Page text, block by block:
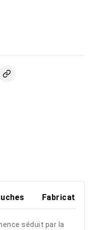
Fabrication
séduit par la